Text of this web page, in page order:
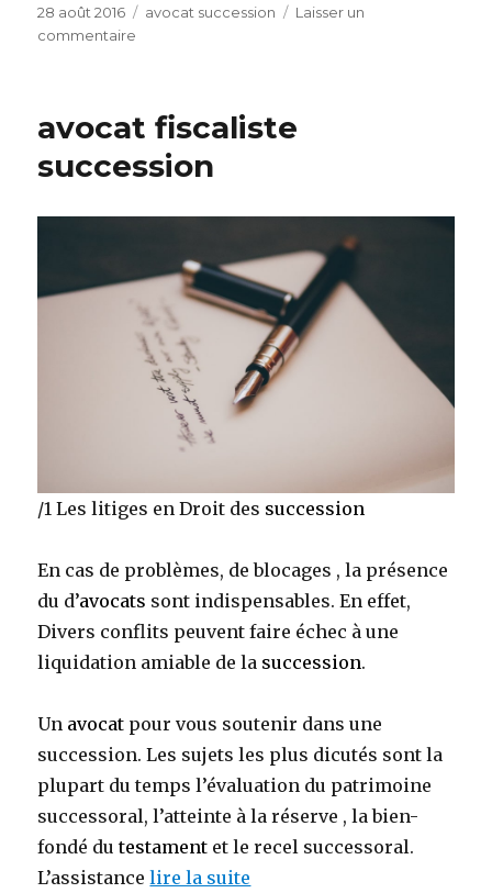
Publié
le
28 août 2016 Catégories
avocat succession
Laisser un
commentaire
avocat fiscaliste
succession
/1 Les litiges en Droit des succession
En cas de problèmes, de blocages , la présence
du d’avocats sont indispensables. En effet,
Divers conflits peuvent faire échec à une
liquidation amiable de la succession.
Un avocat pour vous soutenir dans une
succession. Les sujets les plus dicutés sont la
plupart du temps l’évaluation du patrimoine
successoral, l’atteinte à la réserve , la bien-
fondé dutestament et le recel successoral.
L’assistancelire la suite